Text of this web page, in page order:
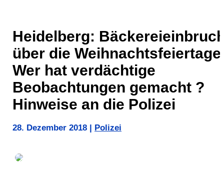
Heidelberg:
über die Weihnachtsfeiertage
Wer hat verdächtige
Beobachtungen gemacht ?
Hinweise an die Polizei
28. Dezember 2018 Polizei